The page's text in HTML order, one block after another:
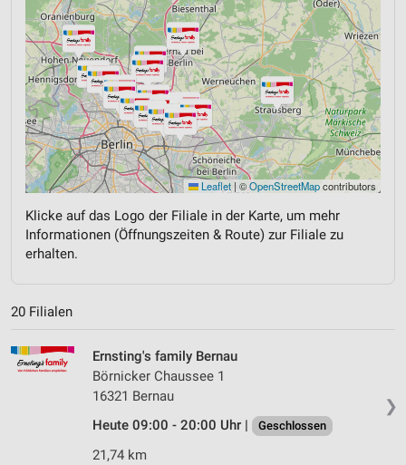
Leaflet | ©OpenStreetMapcontributors
Klicke auf das Logo der Filiale in der Karte, um mehr
Informationen (Öffnungszeiten & Route) zur Filiale zu
erhalten.
20 Filialen
❯
Ernsting's family Bernau
Börnicker Chaussee 1
16321 Bernau
Heute 09:00 - 20:00 Uhr |
Geschlossen
21,74 km